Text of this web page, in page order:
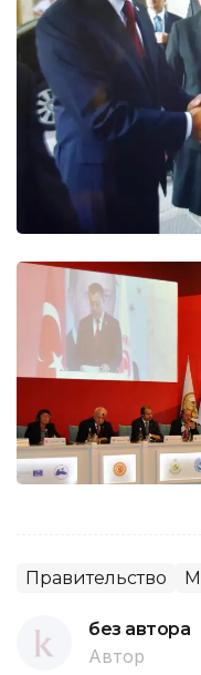
Правительство
без автора
Автор